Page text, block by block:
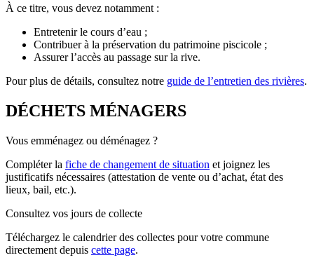
À ce titre, vous devez notamment :
Entretenir le cours d’eau ;
Contribuer à la préservation du patrimoine piscicole ;
Assurer l’accès au passage sur la rive.
Pour plus de détails, consultez notre guide de l’entretien des rivières.
DÉCHETS MÉNAGERS
Vous emménagez ou déménagez ?
Compléter la fiche de changement de situation et joignez les
justificatifs nécessaires (attestation de vente ou d’achat, état des
lieux, bail, etc.).
Consultez vos jours de collecte
Téléchargez le calendrier des collectes pour votre commune
directement depuis cette page.